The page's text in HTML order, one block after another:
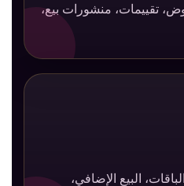
تقييمات، منشورات بيع،
البيع الإضافي،